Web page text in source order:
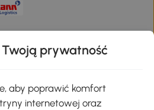
prywatność
aby poprawić komfort
internetowej oraz